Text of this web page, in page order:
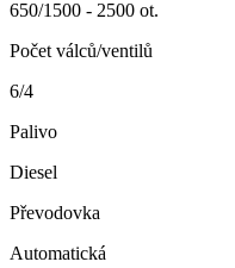
650/1500 - 2500 ot.
Počet válců/ventilů
6/4
Palivo
Diesel
Převodovka
Automatická